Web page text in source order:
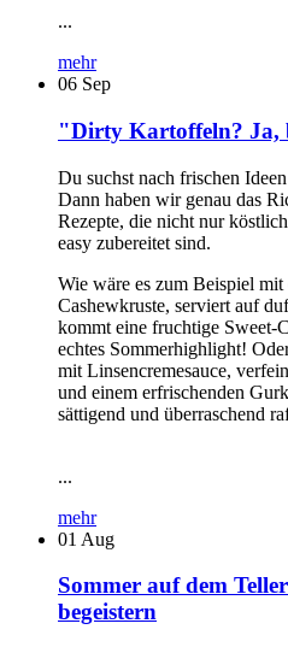
...
mehr
06 Sep
"Dirty Kartoffeln? Ja,
Du suchst nach frischen
Dann haben wir genau das
Rezepte, die nicht nur
easy zubereitet sind.
Wie wäre es zum Beispiel
Cashewkruste, serviert auf
kommt eine fruchtige Sweet-
echtes Sommerhighlight!
mit Linsencremesauce,
und einem erfrischenden
sättigend und überraschend
...
mehr
01 Aug
Sommer auf dem
begeistern